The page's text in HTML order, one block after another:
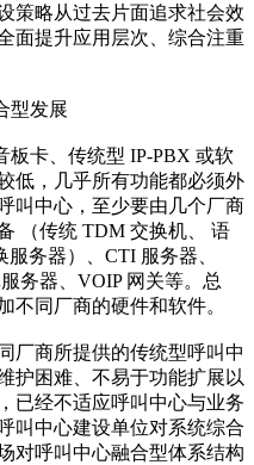
策略从过去片面追求社会效
面提升应用层次、综合注重
型发展
卡、传统型 IP-PBX 或软
低，几乎所有功能都必须外
叫中心，至少要由几个厂商
（传统 TDM 交换机、 语
务器）、CTI 服务器、
务器、VOIP 网关等。总
不同厂商的硬件和软件。
商所提供的传统型呼叫中
护困难、不易于功能扩展以
已经不适应呼叫中心与业务
叫中心建设单位对系统综合
对呼叫中心融合型体系结构